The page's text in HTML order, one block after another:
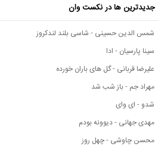
جدیدترین ها در نکست وان
شمس الدین حسینی - شاسی بلند لندکروز
سینا پارسیان - ادا
علیرضا قربانی - گل های باران خورده
مهراد جم - باز شب شد
شدو - ای وای
مهدی جهانی - دیوونه بودم
محسن چاوشی - چهل روز